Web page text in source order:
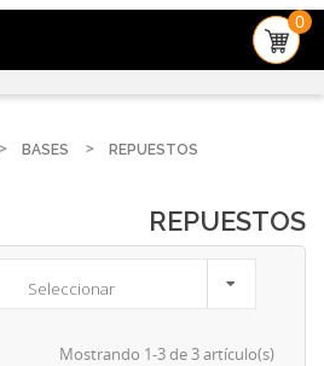
0
BASES REPUESTOS
REPUESTOS
Seleccionar
Mostrando 1-3 de 3 artículo(s)